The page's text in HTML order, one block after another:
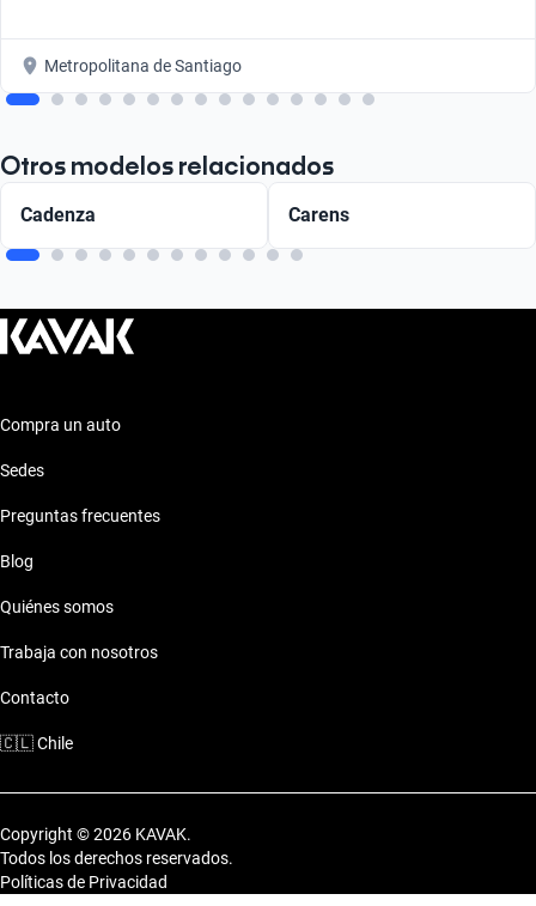
Metropolitana de Santiago
Otros modelos relacionados
Cadenza Carens
Compra un auto
Sedes
Preguntas frecuentes
Blog
Quiénes somos
Trabaja con nosotros
Contacto
🇨🇱Chile
Copyright © 2026 KAVAK.
Todos los derechos reservados.
Políticas de Privacidad